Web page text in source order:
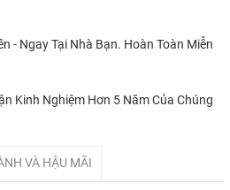
- Ngay Tại Nhà Bạn. Hoàn Toàn Miễn
Kinh Nghiệm Hơn 5 Năm Của Chúng
VÀ HẬU MÃI